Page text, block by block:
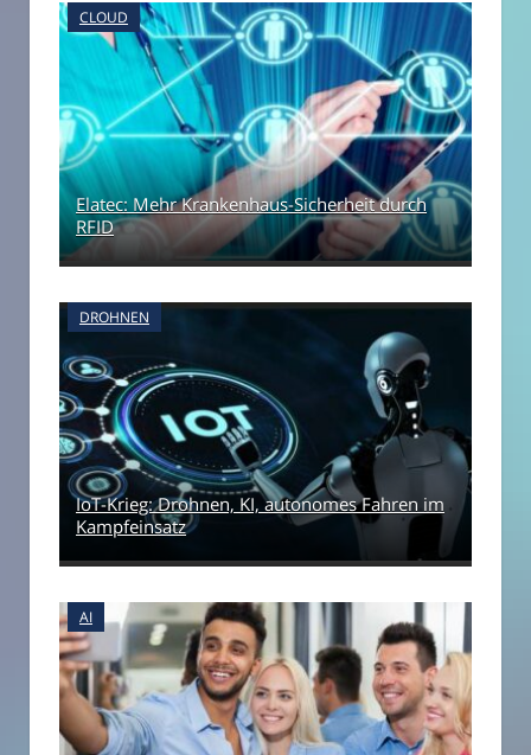
CLOUD
Elatec: Mehr Krankenhaus-Sicherheit durch
RFID
DROHNEN
IoT-Krieg: Drohnen, KI, autonomes Fahren im
Kampfeinsatz
AI